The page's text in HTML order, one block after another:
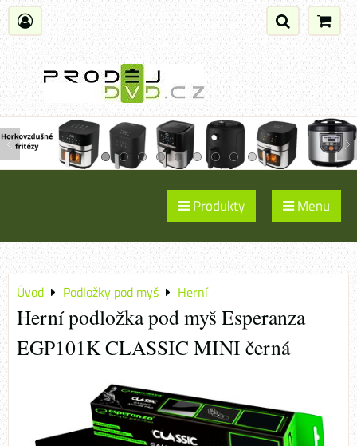
Produkty Menu
Úvod Podložky pod myš Herní
Herní podložka pod myš Esperanza
EGP101K CLASSIC MINI černá